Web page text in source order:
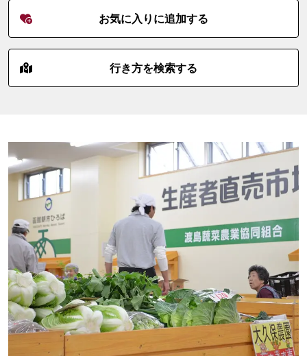
お気に入りに追加する
行き方を検索する